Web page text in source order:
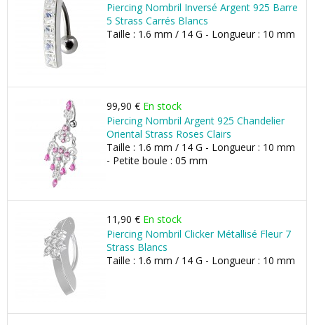
Piercing Nombril Inversé Argent 925 Barre
5 Strass Carrés Blancs
Taille : 1.6 mm / 14 G - Longueur : 10 mm
99,90 € En stock
Piercing Nombril Argent 925 Chandelier
Oriental Strass Roses Clairs
Taille : 1.6 mm / 14 G - Longueur : 10 mm
- Petite boule : 05 mm
11,90 € En stock
Piercing Nombril Clicker Métallisé Fleur 7
Strass Blancs
Taille : 1.6 mm / 14 G - Longueur : 10 mm